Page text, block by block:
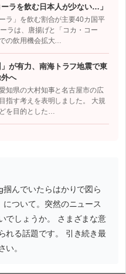
ラを飲む日本人が少ない…」
ラ」を飲む割合が主要40カ国平
ラは、唐揚げと「コカ・コー
の飲用機会拡大…
が有力、南海トラフ地震で東
へ
知県の大村知事と名古屋市の広
指す考えを表明しました。 大規
を目的とした…
掴んでいたらはかりで図ら
ついて。突然のニュース
でしょうか。 さまざまな意
れる話題です。 引き続き最
い。